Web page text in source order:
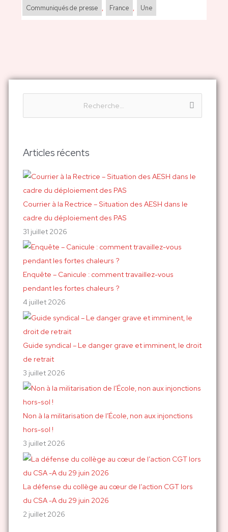
e
h
r
c
h
e
r
:
Articles récents
Courrier à la Rectrice – Situation des AESH dans le
cadre du déploiement des PAS
31 juillet 2026
Enquête – Canicule : comment travaillez-vous
pendant les fortes chaleurs ?
4 juillet 2026
Guide syndical – Le danger grave et imminent, le droit
de retrait
3 juillet 2026
Non à la militarisation de l’École, non aux injonctions
hors-sol !
3 juillet 2026
La défense du collège au cœur de l’action CGT lors
du CSA -A du 29 juin 2026
2 juillet 2026
Communiqués de presse , France , Une